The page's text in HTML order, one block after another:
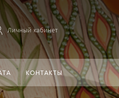
Личный кабинет
КОНТАКТЫ